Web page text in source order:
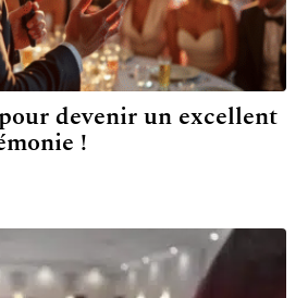
devenir un excellent
!